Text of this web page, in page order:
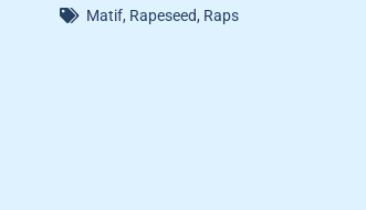
Matif, Rapeseed, Raps